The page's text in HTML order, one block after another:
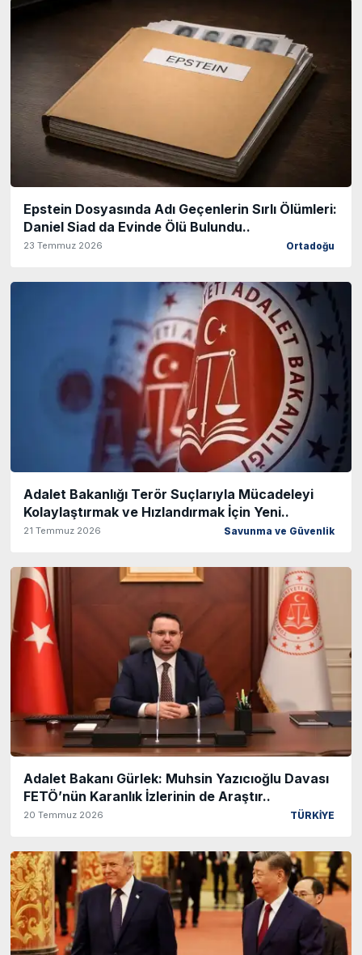
Epstein Dosyasında Adı Geçenlerin Sırlı Ölümleri:
Daniel Siad da Evinde Ölü Bulundu..
23 Temmuz 2026 Ortadoğu
Adalet Bakanlığı Terör Suçlarıyla Mücadeleyi
Kolaylaştırmak ve Hızlandırmak İçin Yeni..
21 Temmuz 2026 Savunma ve Güvenlik
Adalet Bakanı Gürlek: Muhsin Yazıcıoğlu Davası
FETÖ’nün Karanlık İzlerinin de Araştır..
20 Temmuz 2026 TÜRKİYE